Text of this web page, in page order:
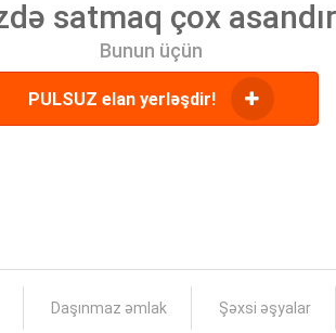
satmaq çox asandır
Bunun üçün
PULSUZ elan yerləşdir!
Daşınmaz əmlak Şəxsi əşyalar